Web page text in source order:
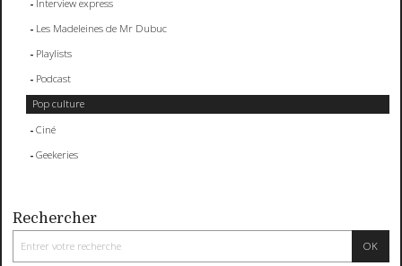
Interview express
Les Madeleines de Mr Dubuc
Playlists
Podcast
Pop culture
Ciné
Geekeries
Rechercher